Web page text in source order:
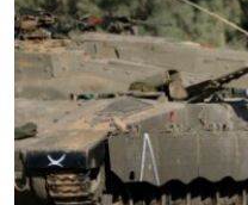
និង​
ចូល​
ទៅ​
ទំព័រ​
រចនា
សម្ព័ន្ធ​
រំលង​
ទូរទស្សន៍ / វីដេអូ​
វិទ្យុ / ផតខាសថ៍
កម្មវិធីទាំងអស់
Khmer English